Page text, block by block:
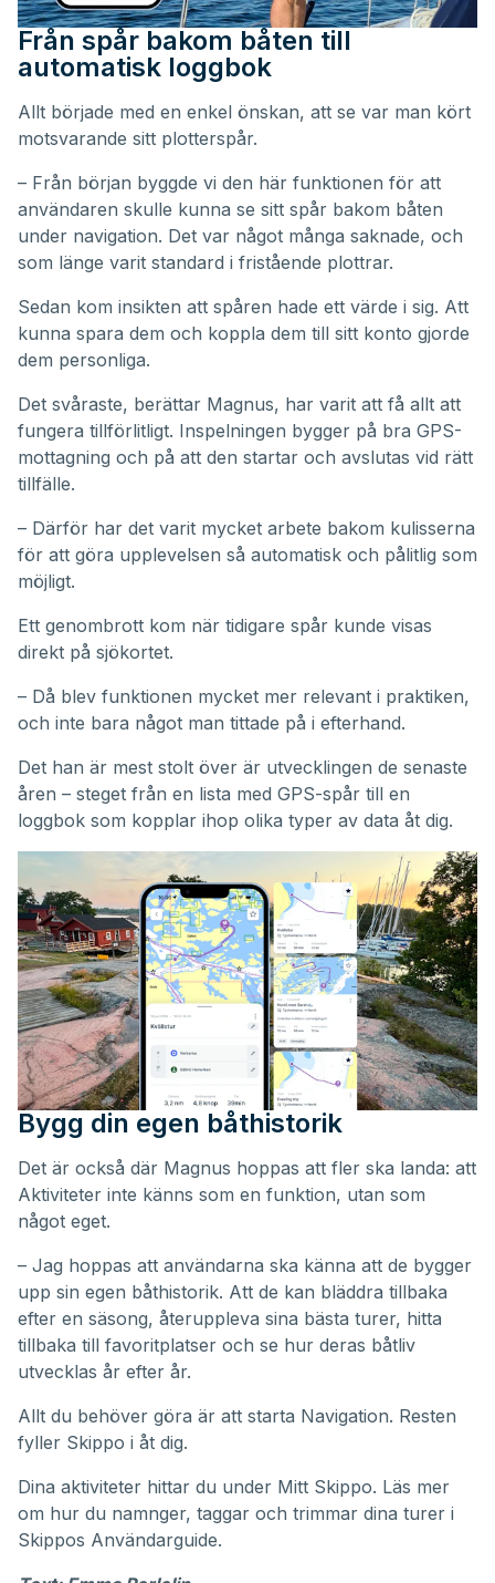
Från spår bakom båten till
automatisk loggbok
Allt började med en enkel önskan, att se var man kört
motsvarande sitt plotterspår.
– Från början byggde vi den här funktionen för att
användaren skulle kunna se sitt spår bakom båten
under navigation. Det var något många saknade, och
som länge varit standard i fristående plottrar.
Sedan kom insikten att spåren hade ett värde i sig. Att
kunna spara dem och koppla dem till sitt konto gjorde
dem personliga.
Det svåraste, berättar Magnus, har varit att få allt att
fungera tillförlitligt. Inspelningen bygger på bra GPS-
mottagning och på att den startar och avslutas vid rätt
tillfälle.
– Därför har det varit mycket arbete bakom kulisserna
för att göra upplevelsen så automatisk och pålitlig som
möjligt.
Ett genombrott kom när tidigare spår kunde visas
direkt på sjökortet.
– Då blev funktionen mycket mer relevant i praktiken,
och inte bara något man tittade på i efterhand.
Det han är mest stolt över är utvecklingen de senaste
åren – steget från en lista med GPS-spår till en
loggbok som kopplar ihop olika typer av data åt dig.
Bygg din egen båthistorik
Det är också där Magnus hoppas att fler ska landa: att
Aktiviteter inte känns som en funktion, utan som
något eget.
– Jag hoppas att användarna ska känna att de bygger
upp sin egen båthistorik. Att de kan bläddra tillbaka
efter en säsong, återuppleva sina bästa turer, hitta
tillbaka till favoritplatser och se hur deras båtliv
utvecklas år efter år.
Allt du behöver göra är att starta Navigation. Resten
fyller Skippo i åt dig.
Dina aktiviteter hittar du under Mitt Skippo. Läs mer
om hur du namnger, taggar och trimmar dina turer i
Skippos Användarguide.